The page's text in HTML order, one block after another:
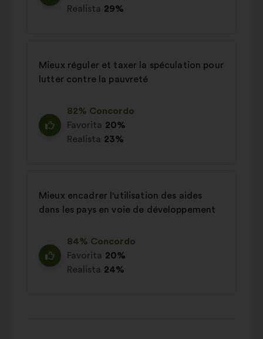
Realista 29%
Mieux réguler et taxer la spéculation pour
lutter contre la pauvreté
82% Concordo
Favorita 20%
Realista 23%
Mieux encadrer l'utilisation des aides
dans les pays en voie de développement
84% Concordo
Favorita 20%
Realista 24%